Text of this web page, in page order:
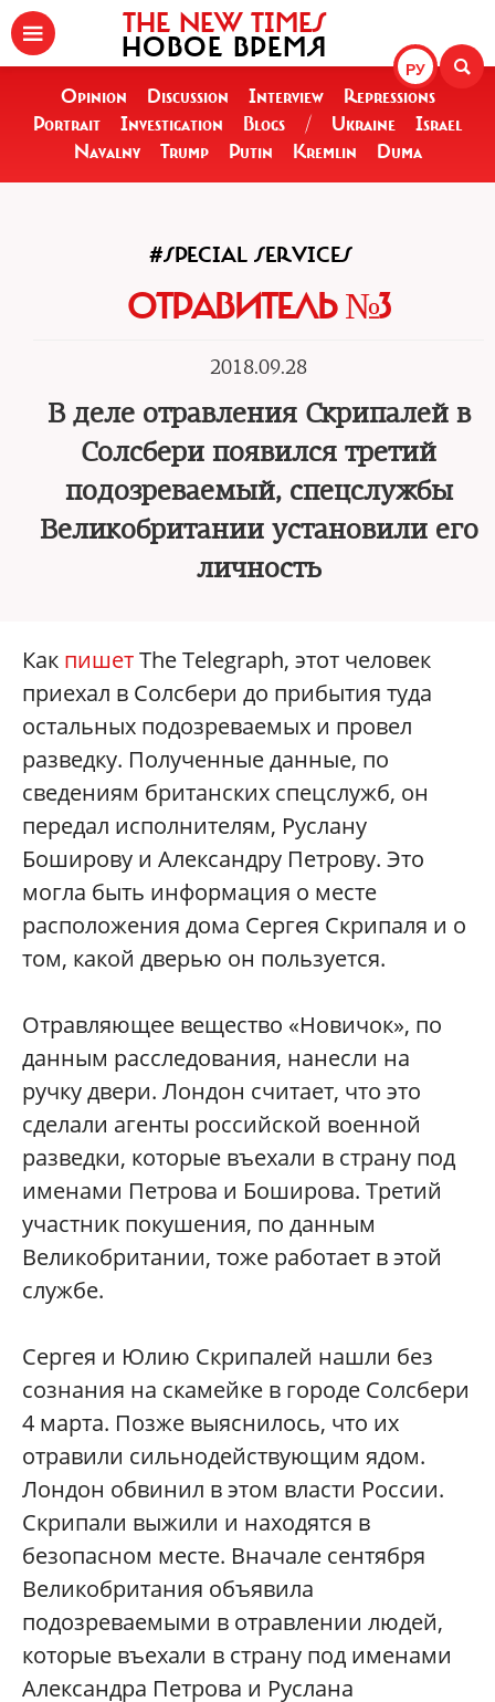
РУ
THE NEW TIMES
НОВОЕ ВРЕМЯ
Opinion Discussion Interview
Repressions
Portrait
Investigation Blogs / Ukraine
Israel
Navalny
Trump Putin Kremlin Duma
#SPECIAL SERVICES
ОТРАВИТЕЛЬ №3
2018.09.28
В деле отравления Скрипалей в
Солсбери появился третий
подозреваемый, спецслужбы
Великобритании установили его
личность
Как пишетThe Telegraph, этот человек
приехал в Солсбери до прибытия туда
остальных подозреваемых и провел
разведку. Полученные данные, по
сведениям британских спецслужб, он
передал исполнителям, Руслану
Боширову и Александру Петрову. Это
могла быть информация о месте
расположения дома Сергея Скрипаля и о
том, какой дверью он пользуется.
Отравляющее вещество «Новичок», по
данным расследования, нанесли на
ручку двери. Лондон считает, что это
сделали агенты российской военной
разведки, которые въехали в страну под
именами Петрова и Боширова. Третий
участник покушения, по данным
Великобритании, тоже работает в этой
службе.
Сергея и Юлию Скрипалей нашли без
сознания на скамейке в городе Солсбери
4 марта. Позже выяснилось, что их
отравили сильнодействующим ядом.
Лондон обвинил в этом власти России.
Скрипали выжили и находятся в
безопасном месте. Вначале сентября
Великобритания объявила
подозреваемыми в отравлении людей,
которые въехали в страну под именами
Александра Петрова и Руслана